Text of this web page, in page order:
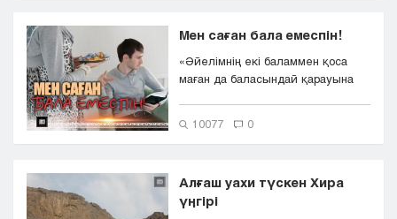
Мен саған бала емеспін!
«Әйелімнің екі баламмен қоса
маған да баласындай қарауына
10077 0
Алғаш уахи түскен Хира
үңгірі